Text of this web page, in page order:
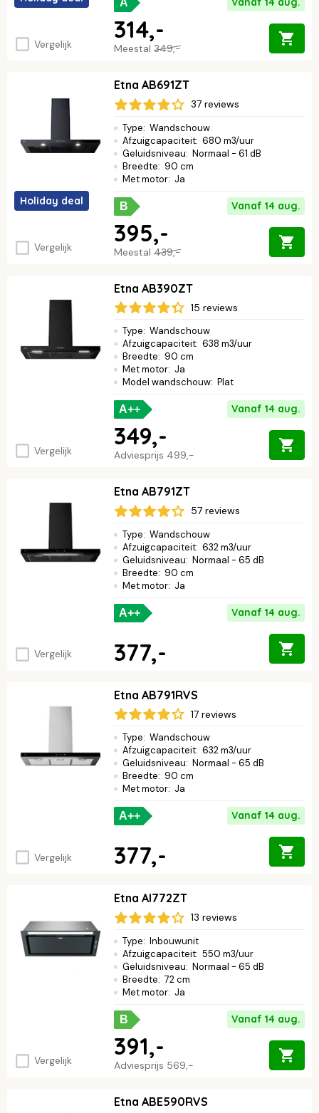
Vergelijk
A
Meestal 349,-
314,-
Holiday deal
Vergelijk
Etna AB691ZT
37 reviews
Type: Wandschouw
Afzuigcapaciteit: 680 m3/uur
Geluidsniveau: Normaal - 61 dB
Breedte: 90 cm
Met motor: Ja
B Vanaf 14 aug.
Meestal 439,-
395,-
Vergelijk
Etna AB390ZT
15 reviews
Type: Wandschouw
Afzuigcapaciteit: 638 m3/uur
Breedte: 90 cm
Met motor: Ja
Model wandschouw: Plat
A++ Vanaf 14 aug.
Adviesprijs 499,-
349,-
Vergelijk
Etna AB791ZT
57 reviews
Type: Wandschouw
Afzuigcapaciteit: 632 m3/uur
Geluidsniveau: Normaal - 65 dB
Breedte: 90 cm
Met motor: Ja
A++ Vanaf 14 aug.
377,-
Vergelijk
Etna AB791RVS
17 reviews
Type: Wandschouw
Afzuigcapaciteit: 632 m3/uur
Geluidsniveau: Normaal - 65 dB
Breedte: 90 cm
Met motor: Ja
A++ Vanaf 14 aug.
377,-
Vergelijk
Etna AI772ZT
13 reviews
Type: Inbouwunit
Afzuigcapaciteit: 550 m3/uur
Geluidsniveau: Normaal - 65 dB
Breedte: 72 cm
Met motor: Ja
B Vanaf 14 aug.
Adviesprijs 569,-
391,-
Etna ABE590RVS